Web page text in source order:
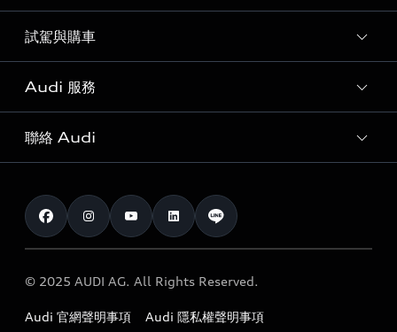
所有車款
客製化您的 Audi
Audi 純電生活圈
奧迪嚴選中古車
試駕與購車
購車方案
最新優惠
預約試駕 | 多元安心賞車
Audi 經銷商服務據點
Audi 服務
Audi 原廠配件與精品
myAudi TW app
定期保養
保固
召回案件查詢
聯絡 Audi
訂閱電子報
與我聯繫
© 2025 AUDI AG. All Rights Reserved.
Audi 官網聲明事項 Audi 隱私權聲明事項